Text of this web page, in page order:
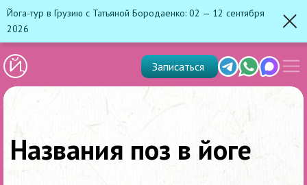
Йога-тур в Грузию с Татьяной Бородаенко: 02 — 12 сентября
2026
TelegramWhats'app
Max
Записаться
меню
Названия поз в йоге